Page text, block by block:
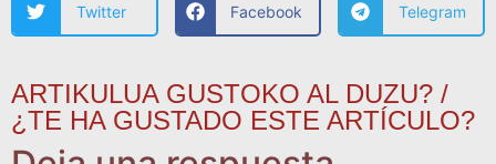
Twitter Facebook Telegram
ARTIKULUA GUSTOKO AL DUZU? /
¿TE HA GUSTADO ESTE ARTÍCULO?